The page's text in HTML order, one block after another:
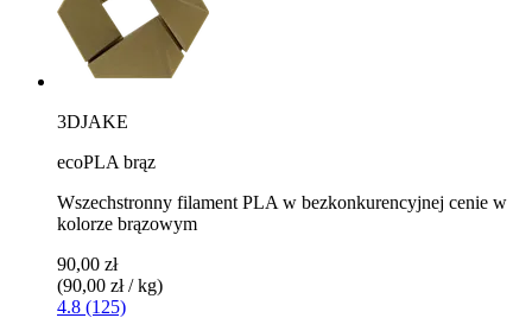
3DJAKE
ecoPLA brąz
Wszechstronny filament PLA w bezkonkurencyjnej cenie w
kolorze brązowym
90,00 zł
(90,00 zł / kg)
4.8 (125)